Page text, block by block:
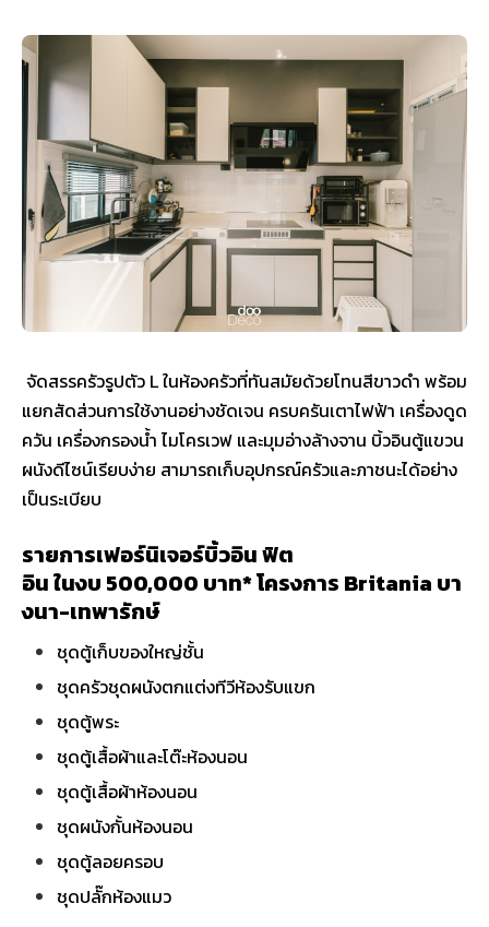
จัดสรรครัวรูปตัว L ในห้องครัวที่ทันสมัยด้วยโทนสีขาวดำ พร้อม
แยกสัดส่วนการใช้งานอย่างชัดเจน ครบครันเตาไฟฟ้า เครื่องดูด
ควัน เครื่องกรองน้ำ ไมโครเวฟ และมุมอ่างล้างจาน บิ้วอินตู้แขวน
ผนังดีไซน์เรียบง่าย สามารถเก็บอุปกรณ์ครัวและภาชนะได้อย่าง
เป็นระเบียบ
รายการเฟอร์นิเจอร์บิ้วอิน ฟิต
อิน ในงบ 500,000 บาท* โครงการ Britania บา
งนา-เทพารักษ์
ชุดตู้เก็บของใหญ่ชั้น
ชุดครัวชุดผนังตกแต่งทีวีห้องรับแขก
ชุดตู้พระ
ชุดตู้เสื้อผ้าและโต๊ะห้องนอน
ชุดตู้เสื้อผ้าห้องนอน
ชุดผนังกั้นห้องนอน
ชุดตู้ลอยครอบ
ชุดปลั๊กห้องแมว